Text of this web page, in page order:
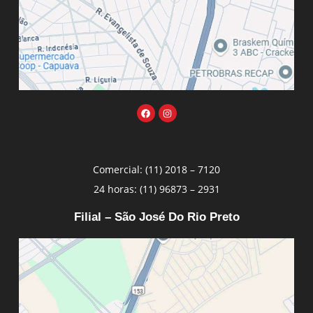
Comercial: (11) 2018 – 7120
24 horas: (11) 96873 – 2931
Filial – São José Do Rio Preto